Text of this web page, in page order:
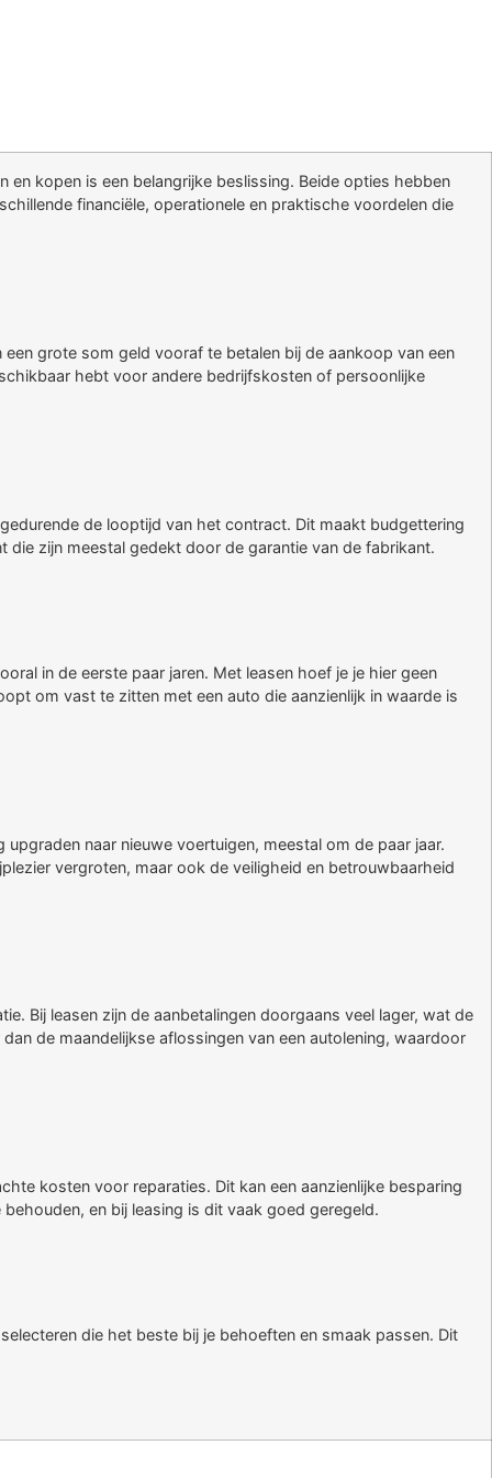
kopen is een belangrijke beslissing. Beide opties hebben
financiële, operationele en praktische voordelen die
grote som geld vooraf te betalen bij de aankoop van een
hebt voor andere bedrijfskosten of persoonlijke
de looptijd van het contract. Dit maakt budgettering
zijn meestal gedekt door de garantie van de fabrikant.
in de eerste paar jaren. Met leasen hoef je je hier geen
om vast te zitten met een auto die aanzienlijk in waarde is
naar nieuwe voertuigen, meestal om de paar jaar.
vergroten, maar ook de veiligheid en betrouwbaarheid
Bij leasen zijn de aanbetalingen doorgaans veel lager, wat de
de maandelijkse aflossingen van een autolening, waardoor
kosten voor reparaties. Dit kan een aanzienlijke besparing
en bij leasing is dit vaak goed geregeld.
die het beste bij je behoeften en smaak passen. Dit